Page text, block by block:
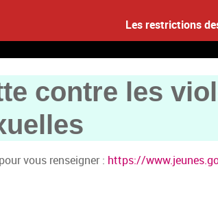
Les restrictions
contre les
vous renseigner : https://